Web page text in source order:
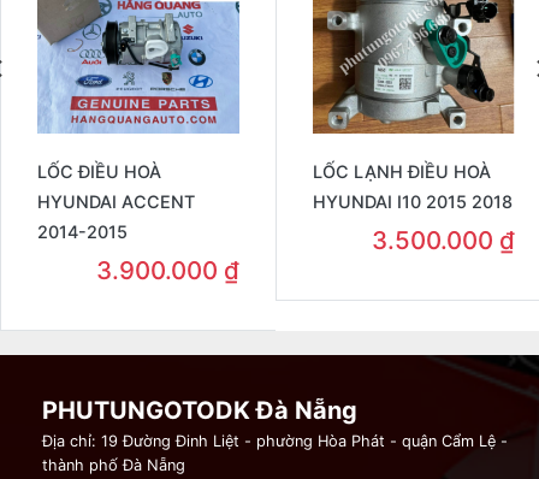
LỐC ĐIỀU HOÀ
HYUNDAI ACCENT
2014-2015
3.900.000 ₫
LỐC LẠNH ĐIỀU HOÀ
HYUNDAI I10 2015 2018
3.500.000 ₫
PHUTUNGOTODK Đà Nẵng
Địa chỉ: 19 Đường Đinh Liệt - phường Hòa Phát - quận Cẩm Lệ -
thành phố Đà Nẵng